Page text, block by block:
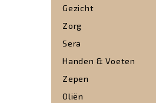
Gezicht
Zorg
Sera
Handen & Voeten
Zepen
Oliën